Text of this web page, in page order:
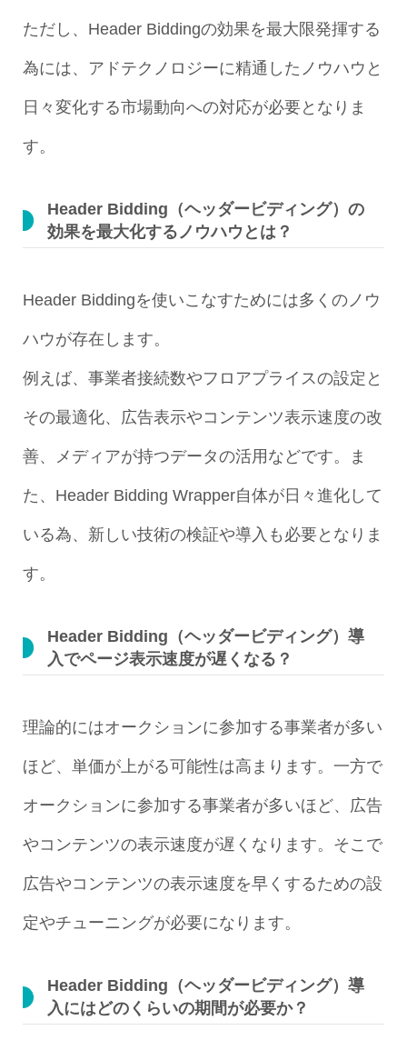
ただし、Header Biddingの効果を最大限発揮する
為には、アドテクノロジーに精通したノウハウと
日々変化する市場動向への対応が必要となりま
す。
Header Bidding（ヘッダービディング）の
効果を最大化するノウハウとは？
Header Biddingを使いこなすためには多くのノウ
ハウが存在します。
例えば、事業者接続数やフロアプライスの設定と
その最適化、広告表示やコンテンツ表示速度の改
善、メディアが持つデータの活用などです。ま
た、Header Bidding Wrapper自体が日々進化して
いる為、新しい技術の検証や導入も必要となりま
す。
Header Bidding（ヘッダービディング）導
入でページ表示速度が遅くなる？
理論的にはオークションに参加する事業者が多い
ほど、単価が上がる可能性は高まります。一方で
オークションに参加する事業者が多いほど、広告
やコンテンツの表示速度が遅くなります。そこで
広告やコンテンツの表示速度を早くするための設
定やチューニングが必要になります。
Header Bidding（ヘッダービディング）導
入にはどのくらいの期間が必要か？